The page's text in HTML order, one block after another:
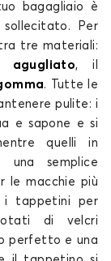
bagagliaio è
Per
tre materiali:
, il
. Tutte le
pulite: i
e sapone e si
quelli in
una semplice
le macchie più
i tappetini per
di velcri
perfetto e una